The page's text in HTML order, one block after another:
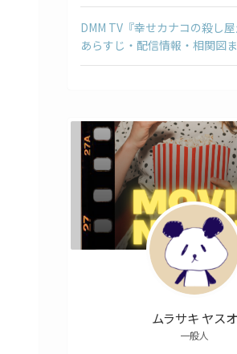
DMM TV『幸せカナコの殺し
あらすじ・配信情報・相関図
ムラサキ ヤスオ
一般人